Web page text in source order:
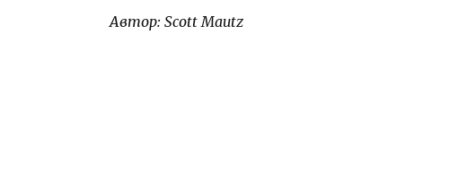
Автор: Scott Mautz